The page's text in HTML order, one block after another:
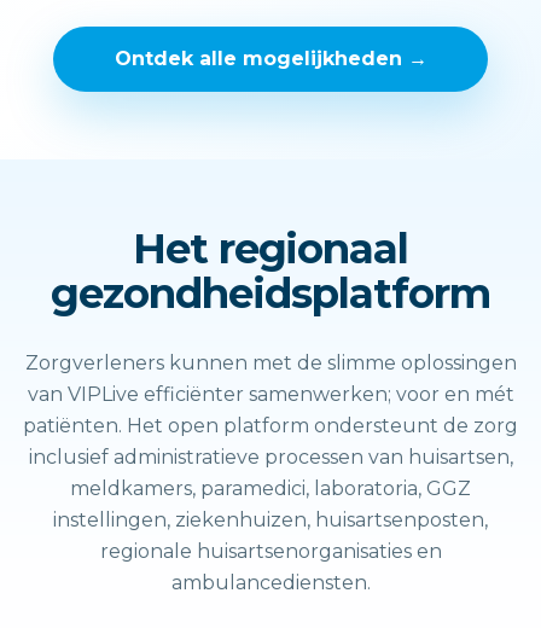
Ontdek alle mogelijkheden →
Het regionaal
gezondheidsplatform
Zorgverleners kunnen met de slimme oplossingen
van VIPLive efficiënter samenwerken; voor en mét
patiënten. Het open platform ondersteunt de zorg
inclusief administratieve processen van huisartsen,
meldkamers, paramedici, laboratoria, GGZ
instellingen, ziekenhuizen, huisartsenposten,
regionale huisartsenorganisaties en
ambulancediensten.